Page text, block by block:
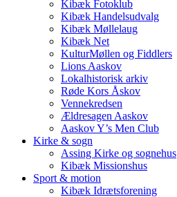
Kibæk Fotoklub
Kibæk Handelsudvalg
Kibæk Møllelaug
Kibæk Net
KulturMøllen og Fiddlers
Lions Aaskov
Lokalhistorisk arkiv
Røde Kors Åskov
Vennekredsen
Ældresagen Aaskov
Aaskov Y’s Men Club
Kirke & sogn
Assing Kirke og sognehus
Kibæk Missionshus
Sport & motion
Kibæk Idrætsforening